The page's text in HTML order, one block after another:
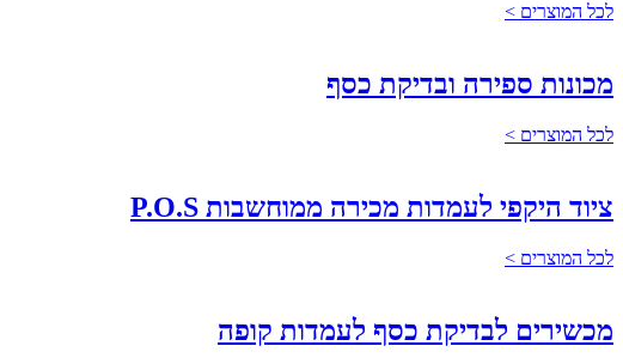
לכל המוצרים >
מכונות ספירה ובדיקת כסף
לכל המוצרים >
ציוד היקפי לעמדות מכירה ממוחשבות P.O.S
לכל המוצרים >
מכשירים לבדיקת כסף לעמדות קופה